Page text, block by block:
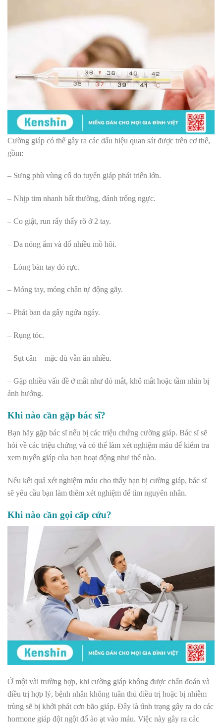
Cường giáp có thể gây ra các dấu hiệu quan sát được trên cơ thể,
gồm:
– Sưng phù vùng cổ do tuyến giáp phát triển lớn.
– Nhịp tim nhanh bất thường, đánh trống ngực.
– Co giật, run rẩy thấy rõ ở 2 tay.
– Da nóng ẩm và đổ nhiều mồ hôi.
– Lòng bàn tay đỏ rực.
– Móng tay, móng chân tự động gãy.
– Phát ban da gây ngứa ngáy.
– Rụng tóc.
– Sụt cân – mặc dù vẫn ăn nhiều.
– Gặp nhiều vấn đề ở mắt như đỏ mắt, khô mắt hoặc tầm nhìn bị
ảnh hưởng.
Khi nào cần gặp bác sĩ?
Bạn hãy gặp bác sĩ nếu bị các triệu chứng cường giáp. Bác sĩ sẽ
hỏi về các triệu chứng và có thể làm xét nghiệm máu để kiểm tra
xem tuyến giáp của bạn hoạt động như thế nào.
Nếu kết quả xét nghiệm máu cho thấy bạn bị cường giáp, bác sĩ
sẽ yêu cầu bạn làm thêm xét nghiệm để tìm nguyên nhân.
Khi nào cần gọi cấp cứu?
Ở một vài trường hợp, khi cường giáp không được chẩn đoán và
điều trị hợp lý, bệnh nhân không tuân thủ điều trị hoặc bị nhiễm
trùng sẽ bị khởi phát cơn bão giáp. Đây là tình trạng gây ra do các
hormone giáp đột ngột đổ ào ạt vào máu. Việc này gây ra các